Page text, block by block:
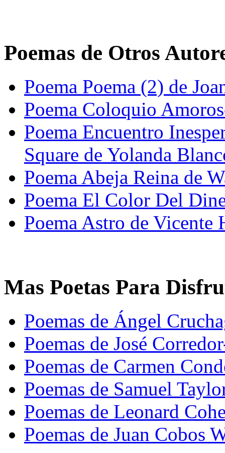
Poemas de Otros
Poema Poema (2) de
Poema Coloquio
Poema Encuentro
Square de Yolanda
Poema Abeja Reina de
Poema El Color Del
Poema Astro de Vicente
Mas Poetas Para
Poemas de Ángel
Poemas de José
Poemas de Carmen
Poemas de Samuel
Poemas de Leonard
Poemas de Juan Cobos